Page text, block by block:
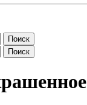
Поиск
Поиск